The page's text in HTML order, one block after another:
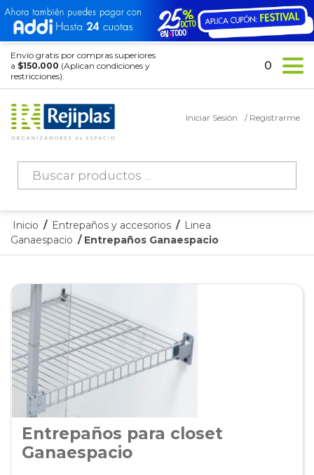
Envío gratis por compras superiores
a $150.000 (Aplican condiciones y
restricciones).
Búsqueda
productos
Iniciar Sesión / Registrarme
0
Inicio / Entrepaños y accesorios / Linea
Ganaespacio / Entrepaños Ganaespacio
Entrepaños para closet
Ganaespacio